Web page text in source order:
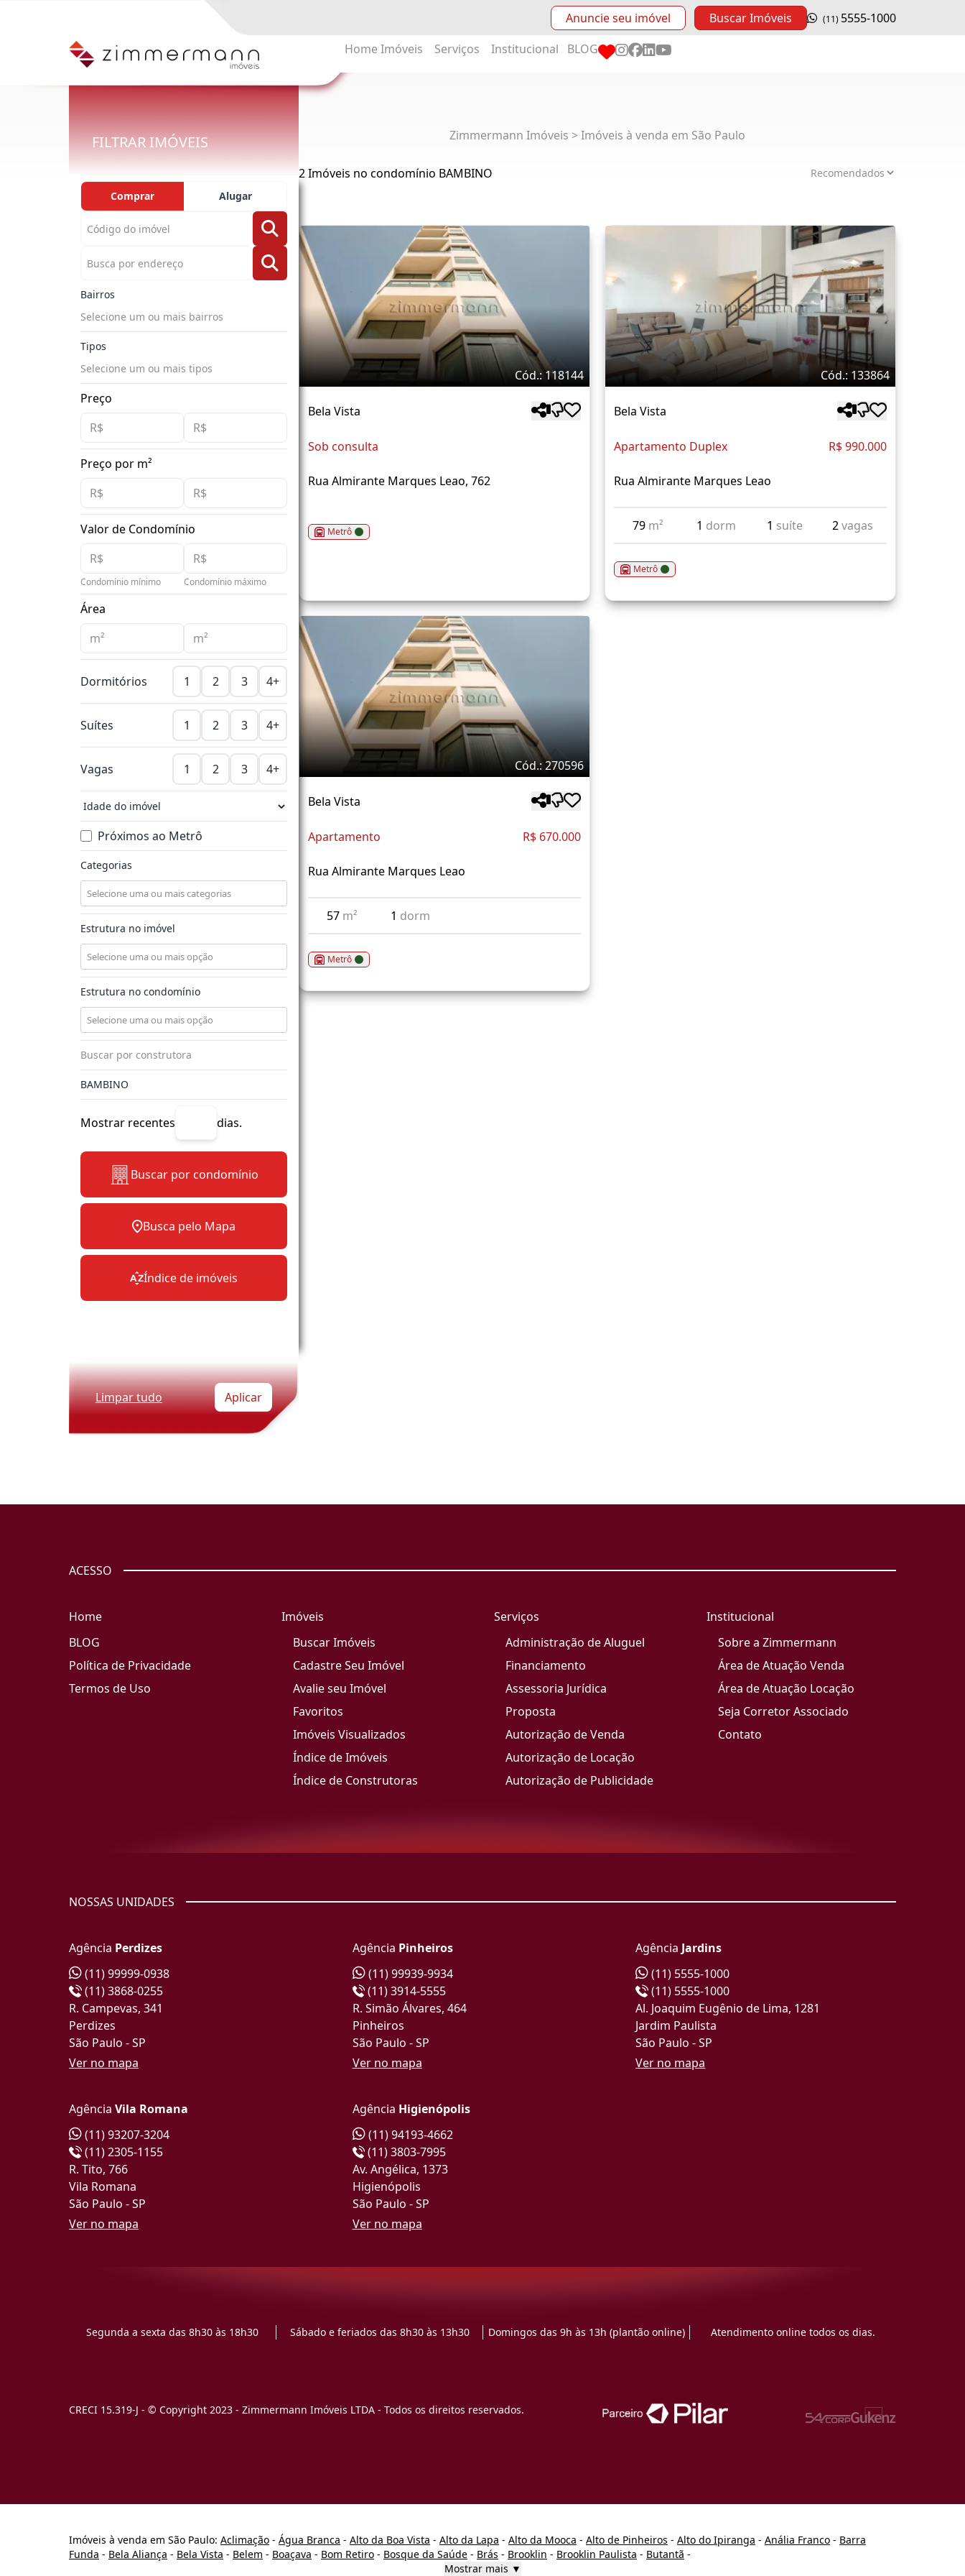
Anuncie seu imóvel Buscar Imóveis (11) 5555-1000
Home Imóveis Serviços Institucional BLOG
FILTRAR IMÓVEIS
Comprar Alugar
Bairros
Selecione um ou mais bairros
Tipos
Selecione um ou mais tipos
Preço
Preço por m²
Valor de Condomínio
Condomínio mínimo Condomínio máximo
Área
Dormitórios 1 2 3 4+
Suítes 1 2 3 4+
Vagas 1 2 3 4+
Próximos ao Metrô
Categorias
Estrutura no imóvel
Estrutura no condomínio
Mostrar recentes dias.
Buscar por condomínio
Busca pelo Mapa
Índice de imóveis
Limpar tudo Aplicar
Zimmermann Imóveis > Imóveis à venda em São Paulo
2 Imóveis no condomínio BAMBINO
Cód.: 118144
Bela Vista
Sob consulta
Rua Almirante Marques Leao, 762
Metrô
Cód.: 133864
Bela Vista
Apartamento Duplex R$ 990.000
Rua Almirante Marques Leao
79 m² 1 dorm 1 suíte 2vagas
Metrô
Cód.: 270596
Bela Vista
Apartamento R$ 670.000
Rua Almirante Marques Leao
57 m² 1 dorm
Metrô
ACESSO
Home
BLOG
Política de Privacidade
Termos de Uso
Imóveis
Buscar Imóveis
Cadastre Seu Imóvel
Avalie seu Imóvel
Favoritos
Imóveis Visualizados
Índice de Imóveis
Índice de Construtoras
Serviços
Administração de Aluguel
Financiamento
Assessoria Jurídica
Proposta
Autorização de Venda
Autorização de Locação
Autorização de Publicidade
Institucional
Sobre a Zimmermann
Área de Atuação Venda
Área de Atuação Locação
Seja Corretor Associado
Contato
NOSSAS UNIDADES
Agência Perdizes
(11) 99999-0938
(11) 3868-0255
R. Campevas, 341
Perdizes
São Paulo - SP
Ver no mapa
Agência Pinheiros
(11) 99939-9934
(11) 3914-5555
R. Simão Álvares, 464
Pinheiros
São Paulo - SP
Ver no mapa
Agência Jardins
(11) 5555-1000
(11) 5555-1000
Al. Joaquim Eugênio de Lima, 1281
Jardim Paulista
São Paulo - SP
Ver no mapa
Agência Vila Romana
(11) 93207-3204
(11) 2305-1155
R. Tito, 766
Vila Romana
São Paulo - SP
Ver no mapa
Agência Higienópolis
(11) 94193-4662
(11) 3803-7995
Av. Angélica, 1373
Higienópolis
São Paulo - SP
Ver no mapa
Segunda a sexta das 8h30 às 18h30 Sábado e feriados das 8h30 às 13h30 Domingos das 9h às 13h (plantão online) Atendimento online todos os dias.
CRECI 15.319-J - © Copyright 2023 - Zimmermann Imóveis LTDA - Todos os direitos reservados.
Imóveis à venda em São Paulo: Aclimação - Água Branca - Alto da Boa Vista - Alto da Lapa - Alto da Mooca - Alto de Pinheiros - Alto do Ipiranga - Anália Franco - Barra
Funda - Bela Aliança - Bela Vista - Belem - Boaçava - Bom Retiro - Bosque da Saúde - Brás - Brooklin - Brooklin Paulista - Butantã -
Mostrar mais ▼